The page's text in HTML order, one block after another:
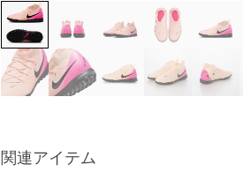
関連アイテム